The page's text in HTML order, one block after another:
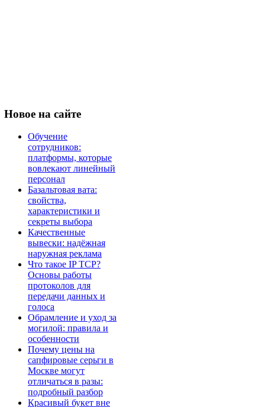
Новое на сайте
Обучение
сотрудников:
платформы, которые
вовлекают линейный
персонал
Базальтовая вата:
свойства,
характеристики и
секреты выбора
Качественные
вывески: надёжная
наружная реклама
Что такое IP TCP?
Основы работы
протоколов для
передачи данных и
голоса
Обрамление и уход за
могилой: правила и
особенности
Почему цены на
сапфировые серьги в
Москве могут
отличаться в разы:
подробный разбор
Красивый букет вне